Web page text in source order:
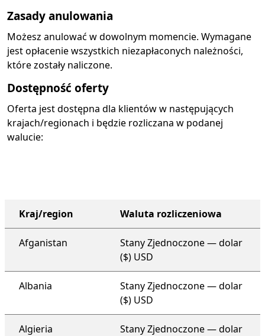
Zasady anulowania
Możesz anulować w dowolnym momencie. Wymagane
jest opłacenie wszystkich niezapłaconych należności,
które zostały naliczone.
Dostępność oferty
Oferta jest dostępna dla klientów w następujących
krajach/regionach i będzie rozliczana w podanej
walucie:
Kraj/region Waluta rozliczeniowa
Afganistan
Stany Zjednoczone — dolar
($) USD
Albania
Stany Zjednoczone — dolar
($) USD
Algieria
Stany Zjednoczone — dolar